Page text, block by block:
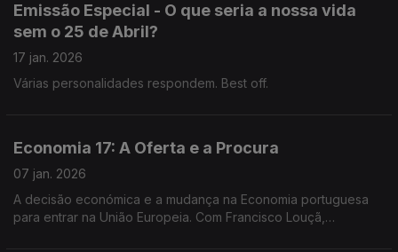
Emissão Especial - O que seria a nossa vida
sem o 25 de Abril?
17 jan. 2026
Várias personalidades respondem. Best off.
Economia 17: A Oferta e a Procura
07 jan. 2026
A decisão económica e a mudança na Economia portuguesa
para entrar na União Europeia. Com Francisco Louçã,